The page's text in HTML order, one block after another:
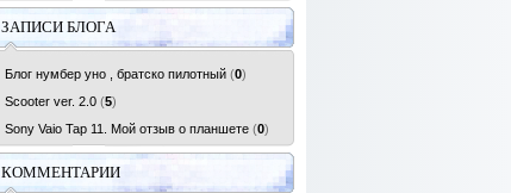
ЗАПИСИ БЛОГА
Блог нумбер уно , братско пилотный (0)
Scooter ver. 2.0 (5)
Sony Vaio Tap 11. Мой отзыв о планшете (0)
КОММЕНТАРИИ